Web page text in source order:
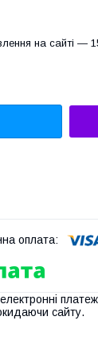
на сайті —
сайту.